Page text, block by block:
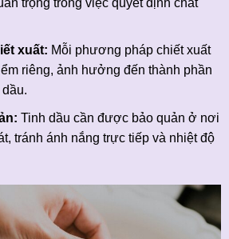
xuất: Mỗi phương pháp chiết xuất
riêng, ảnh hưởng đến thành phần
Tinh dầu cần được bảo quản ở nơi
tránh ánh nắng trực tiếp và nhiệt độ